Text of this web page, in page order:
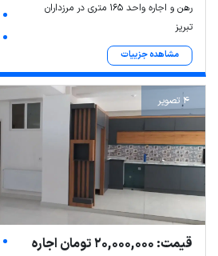
رهن و اجاره واحد 165 متری در مرزداران
تبریز
مشاهده جزییات
4 تصویر
قیمت: 20,000,000 تومان اجاره